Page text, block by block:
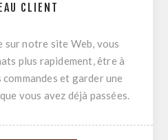
CLIENT
sur notre site Web, vous
plus rapidement, être à
et garder une
vous avez déjà passées.